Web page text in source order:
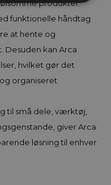
produkter.
funktionelle håndtag
at hente og
Desuden kan Arca
hvilket gør det
organiseret
til små dele, værktøj,
giver Arca
løsning til enhver